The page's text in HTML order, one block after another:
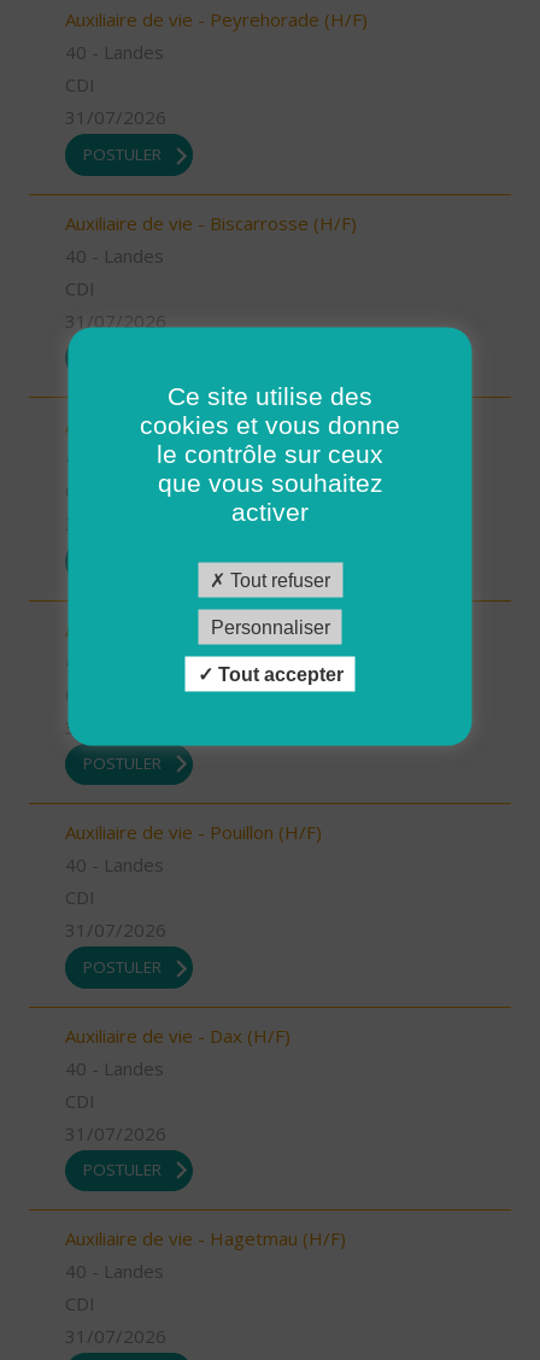
Auxiliaire de vie - Peyrehorade (H/F)
40 - Landes
CDI
31/07/2026
POSTULER
Auxiliaire de vie - Biscarrosse (H/F)
40 - Landes
CDI
31/07/2026
Auxiliaire de vie - Oeyreluy (H/F)
40 - Landes
Auxiliaire de vie - Mugron (H/F)
31/07/2026
POSTULER
Auxiliaire de vie - Pouillon (H/F)
40 - Landes
CDI
31/07/2026
POSTULER
Auxiliaire de vie - Dax (H/F)
40 - Landes
CDI
31/07/2026
POSTULER
Auxiliaire de vie - Hagetmau (H/F)
40 - Landes
CDI
31/07/2026
Ce site utilise des
cookies et vous donne
le contrôle sur ceux
que vous souhaitez
activer
Tout refuser
Personnaliser
Tout accepter